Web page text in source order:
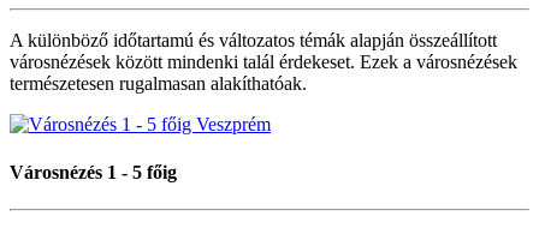
A különböző időtartamú és változatos témák alapján összeállított
városnézések között mindenki talál érdekeset. Ezek a városnézések
természetesen rugalmasan alakíthatóak.
Városnézés 1 - 5 főig